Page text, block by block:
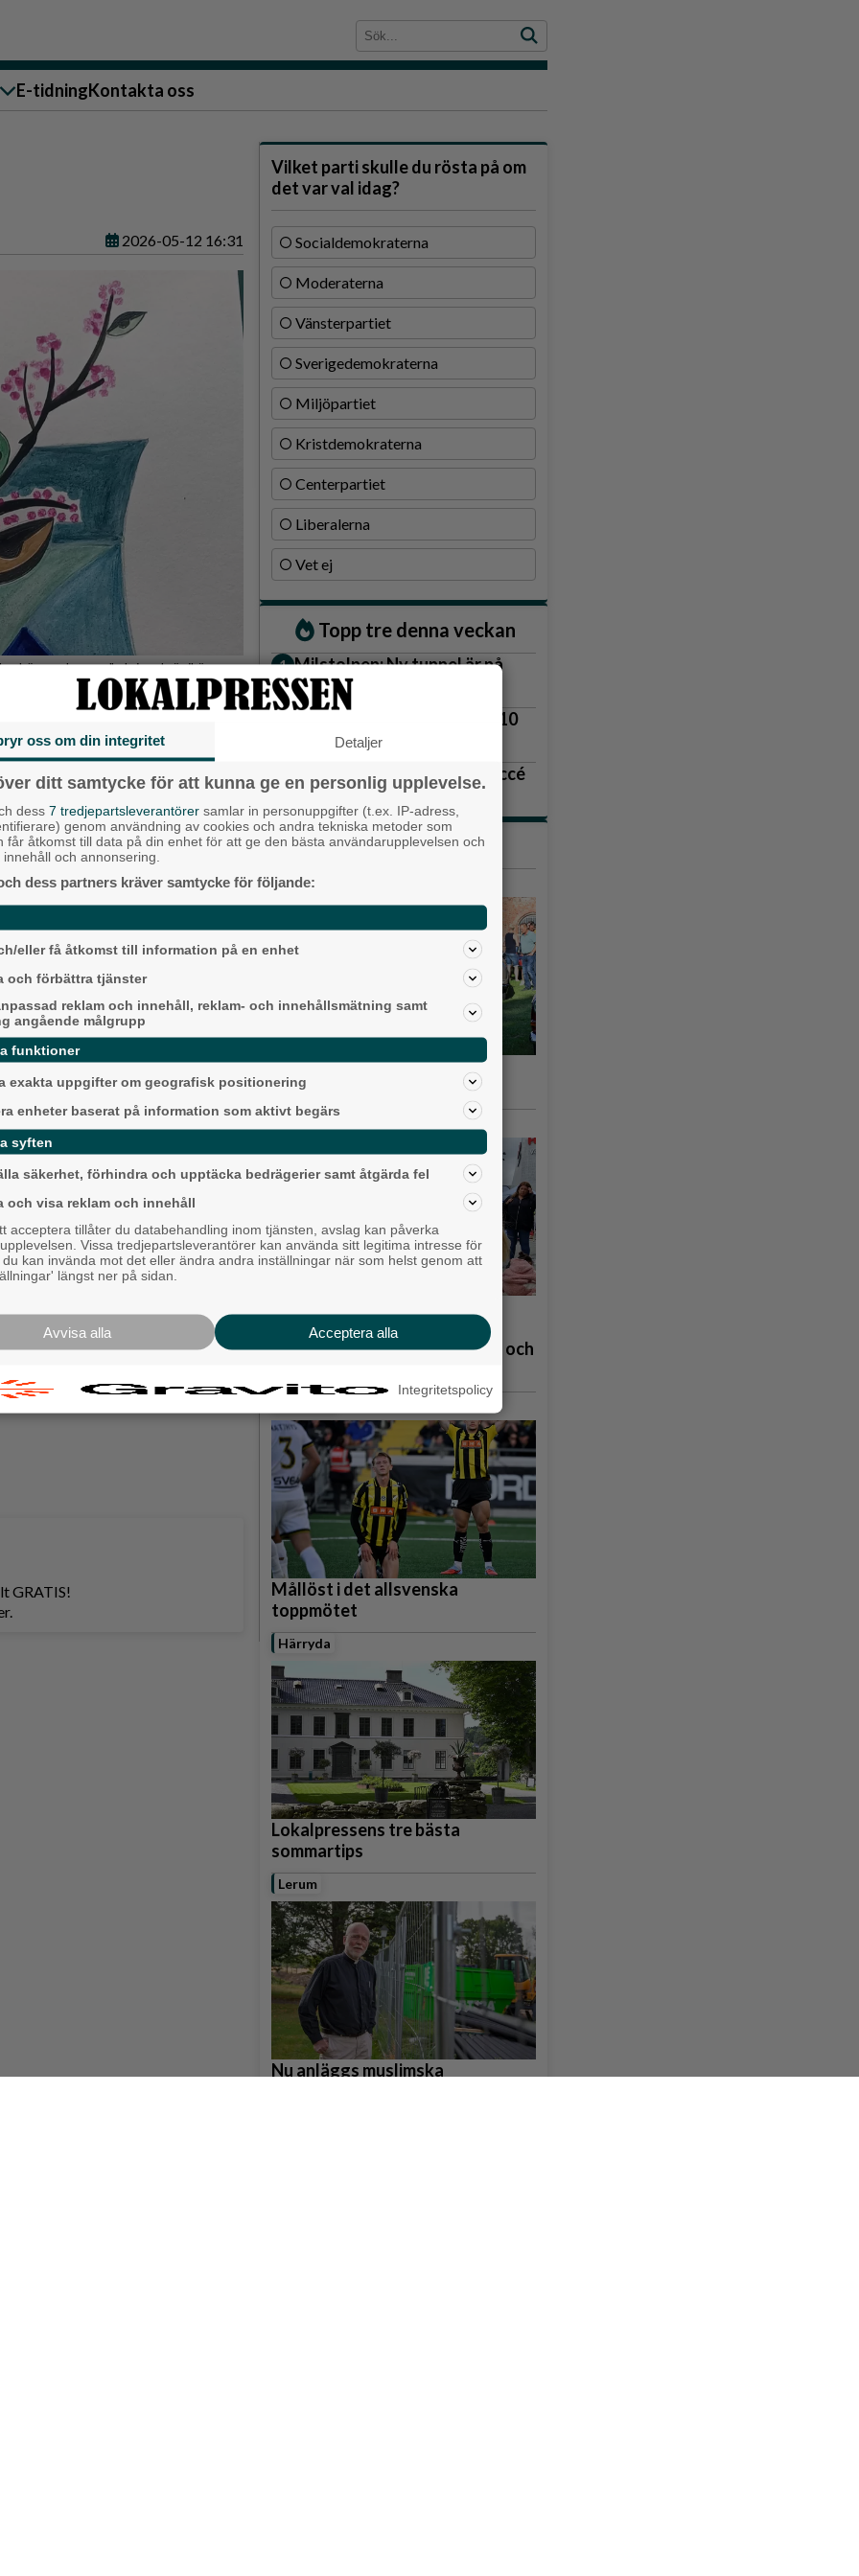
E-tidningKontakta oss
2026-05-12 16:31
hägg och syren", skriver krönikören.
de fina dagarna från förra
som ett nybonat golv och
fjäderlätta molnen, som endast
och kände mig en aning
på den lilla grusvägen, som
en liten promenad till bonden för
mig en känsla av gamla tider. Ja,
som mormor dekorerade
ägg försvunnit? Äggen skulle
enkelt ett kokt frukostägg.
Ute piskade regnet mot
medveten om att det skulle bli en
trots allt att stiga upp och uppleva
vårsånger överallt, men jag
fyller den blomstrande parken.
hägg och syren. Det doftar
och glädje. Jag kan inte tänka
Syrener påminner om
en fin bukett syrener, som vi
lämnade fram våra buketter.
har ledigt, många tar studenten
att fira midsommar. Det gäller att
GRATIS!
Vilket parti skulle du rösta på om
det var val idag?
Socialdemokraterna
Moderaterna
Vänsterpartiet
Sverigedemokraterna
Miljöpartiet
Kristdemokraterna
Centerpartiet
Liberalerna
Vet ej
Topp tre denna veckan
Milstolpen: Ny tunnel är på
plats under järnvägen
Detta händer i Alingsås 3–10
augusti
Gatuköksklassiker blev succé
– nu växlar Ånga upp
Senaste artiklarna
Alingsås
Detta händer i Alingsås 3–10
augusti
Backa/Kärra
Backadagen
Bjöds på trummor, såpbubblor och
Mållöst i det allsvenska
toppmötet
Härryda
Lokalpressens tre bästa
sommartips
Lerum
Nu anläggs muslimska
oss om din integritet Detaljer
ditt samtycke för att kunna ge en personlig upplevelse.
dess 7 tredjepartsleverantörer samlar in personuppgifter (t.ex. IP-adress,
genom användning av cookies och andra tekniska metoder som
får åtkomst till data på din enhet för att ge den bästa användarupplevelsen och
och annonsering.
dess partners kräver samtycke för följande:
eller få åtkomst till information på en enhet
och förbättra tjänster
reklam och innehåll, reklam- och innehållsmätning samt
angående målgrupp
funktioner
exakta uppgifter om geografisk positionering
enheter baserat på information som aktivt begärs
syften
säkerhet, förhindra och upptäcka bedrägerier samt åtgärda fel
och visa reklam och innehåll
acceptera tillåter du databehandling inom tjänsten, avslag kan påverka
Vissa tredjepartsleverantörer kan använda sitt legitima intresse för
kan invända mot det eller ändra andra inställningar när som helst genom att
längst ner på sidan.
Acceptera alla
Avvisa alla
Integritetspolicy